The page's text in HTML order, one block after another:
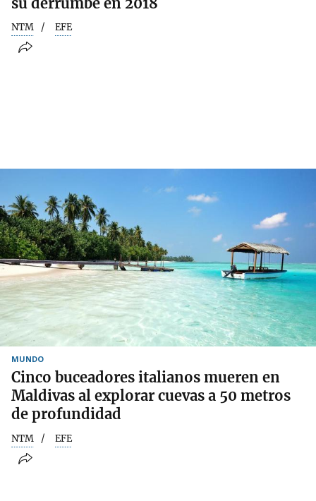
NTM EFE
MUNDO
Cinco buceadores italianos mueren en
Maldivas al explorar cuevas a 50 metros
de profundidad
NTM EFE